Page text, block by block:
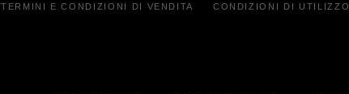
TERMINI E CONDIZIONI DI VENDITA CONDIZIONI DI UTILIZZO